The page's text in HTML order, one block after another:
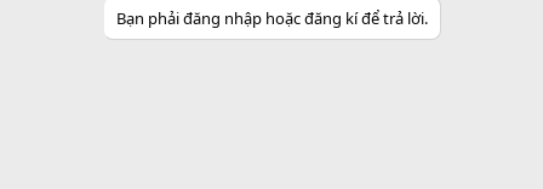
Bạn phải đăng nhập hoặc đăng kí để trả lời.